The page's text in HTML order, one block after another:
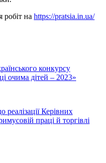
робіт на https://pratsia.in.ua/
конкурсу
очима дітей – 2023»
реалізації Керівних
праці й торгівлі